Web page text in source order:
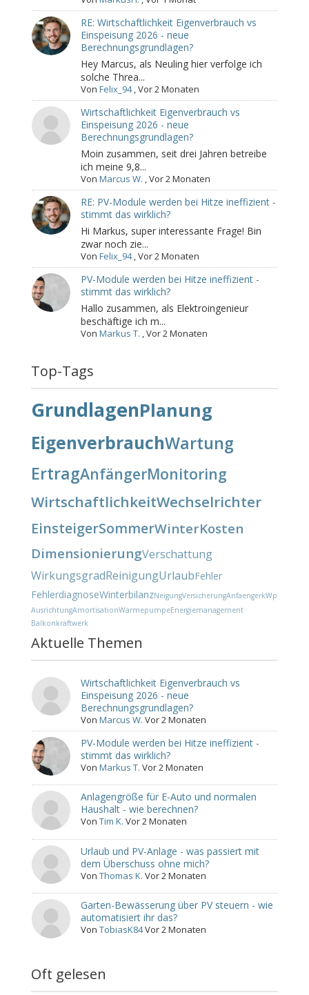
RE: Wirtschaftlichkeit Eigenverbrauch vs
Einspeisung 2026 - neue
Berechnungsgrundlagen?
Hey Marcus, als Neuling hier verfolge ich
solche Threa...
VonFelix_94,Vor 2 Monaten
Wirtschaftlichkeit Eigenverbrauch vs
Einspeisung 2026 - neue
Berechnungsgrundlagen?
Moin zusammen, seit drei Jahren betreibe
ich meine 9,8...
VonMarcus W. ,Vor 2 Monaten
RE: PV-Module werden bei Hitze ineffizient -
stimmt das wirklich?
Hi Markus, super interessante Frage! Bin
zwar noch zie...
VonFelix_94,Vor 2 Monaten
PV-Module werden bei Hitze ineffizient -
stimmt das wirklich?
Hallo zusammen, als Elektroingenieur
beschäftige ich m...
VonMarkus T. ,Vor 2 Monaten
Top-Tags
GrundlagenPlanung
EigenverbrauchWartung
ErtragAnfängerMonitoring
WirtschaftlichkeitWechselrichter
EinsteigerSommerWinterKosten
DimensionierungVerschattung
WirkungsgradReinigungUrlaubFehler
FehlerdiagnoseWinterbilanzNeigungVersicherungAnfaengerkWp
AusrichtungAmortisationWärmepumpeEnergiemanagement
Balkonkraftwerk
Aktuelle Themen
Wirtschaftlichkeit Eigenverbrauch vs
Einspeisung 2026 - neue
Berechnungsgrundlagen?
VonMarcus W. Vor 2 Monaten
PV-Module werden bei Hitze ineffizient -
stimmt das wirklich?
VonMarkus T. Vor 2 Monaten
Anlagengröße für E-Auto und normalen
Haushalt - wie berechnen?
VonTim K. Vor 2 Monaten
Urlaub und PV-Anlage - was passiert mit
dem Überschuss ohne mich?
VonThomas K. Vor 2 Monaten
Garten-Bewässerung über PV steuern - wie
automatisiert ihr das?
VonTobiasK84Vor 2 Monaten
Oft gelesen